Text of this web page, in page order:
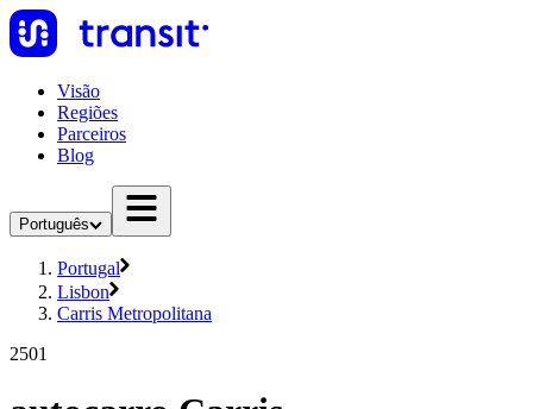
Visão
Regiões
Parceiros
Blog
Português
Portugal
Lisbon
Carris Metropolitana
2501